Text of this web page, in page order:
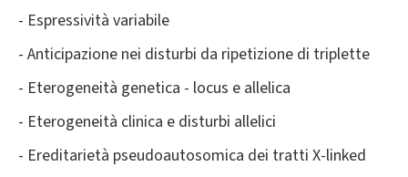
- Espressività variabile
- Anticipazione nei disturbi da ripetizione di triplette
- Eterogeneità genetica - locus e allelica
- Eterogeneità clinica e disturbi allelici
- Ereditarietà pseudoautosomica dei tratti X-linked